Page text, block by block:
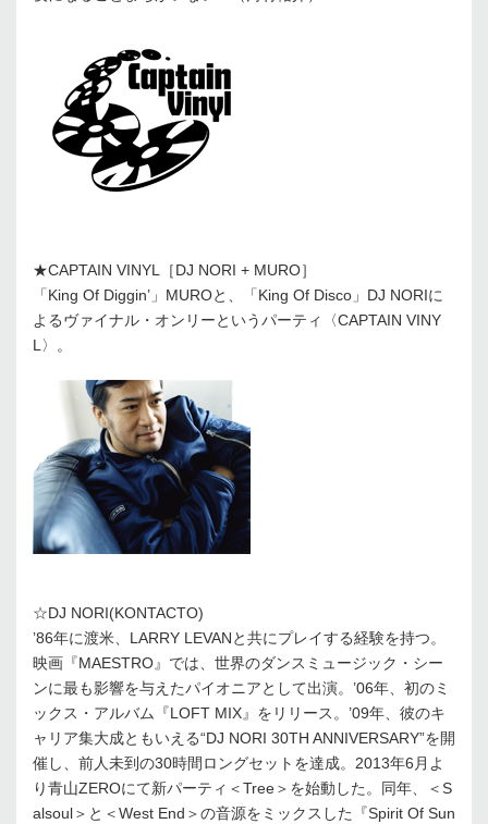
★CAPTAIN VINYL［DJ NORI + MURO］
「King Of Diggin’」MUROと、「King Of Disco」DJ NORIに
よるヴァイナル・オンリーというパーティ〈CAPTAIN VINY
L〉。
☆DJ NORI(KONTACTO)
’86年に渡米、LARRY LEVANと共にプレイする経験を持つ。
映画『MAESTRO』では、世界のダンスミュージック・シー
ンに最も影響を与えたパイオニアとして出演。’06年、初のミ
ックス・アルバム『LOFT MIX』をリリース。’09年、彼のキ
ャリア集大成ともいえる“DJ NORI 30TH ANNIVERSARY”を開
催し、前人未到の30時間ロングセットを達成。2013年6月よ
り青山ZEROにて新パーティ＜Tree＞を始動した。同年、＜S
alsoul＞と＜West End＞の音源をミックスした『Spirit Of Sun